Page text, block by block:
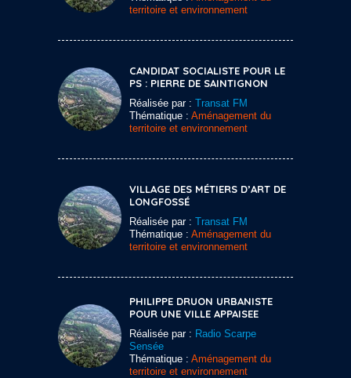
territoire et environnement
CANDIDAT SOCIALISTE POUR LE
PS : PIERRE DE SAINTIGNON
Réalisée par : Transat FM
Thématique : Aménagement du
territoire et environnement
VILLAGE DES MÉTIERS D’ART DE
LONGFOSSÉ
Réalisée par : Transat FM
Thématique : Aménagement du
territoire et environnement
PHILIPPE DRUON URBANISTE
POUR UNE VILLE APPAISEE
Réalisée par : Radio Scarpe
Sensée
Thématique : Aménagement du
territoire et environnement